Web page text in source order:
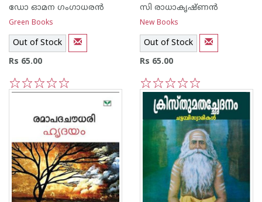
ഡോ ഓമന ഗംഗാധരന്‍
Green Books
Out of Stock
Rs 65.00
5
4
3
2
1
സി രാധാകൃഷ്ണന്‍
New Books
Out of Stock
Rs 65.00
5
4
3
2
1